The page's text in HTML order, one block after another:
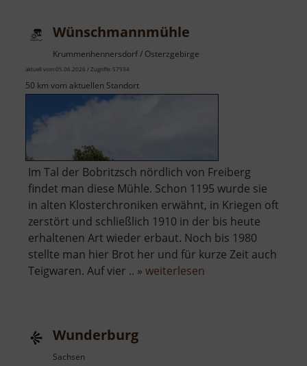
Wünschmannmühle
Krummenhennersdorf / Osterzgebirge
aktuell vom 05.06.2026 / Zugriffe: 57934
50 km vom aktuellen Standort
Im Tal der Bobritzsch nördlich von Freiberg
findet man diese Mühle. Schon 1195 wurde sie
in alten Klosterchroniken erwähnt, in Kriegen oft
zerstört und schließlich 1910 in der bis heute
erhaltenen Art wieder erbaut. Noch bis 1980
stellte man hier Brot her und für kurze Zeit auch
Teigwaren. Auf vier .. » weiterlesen
Wunderburg
Sachsen